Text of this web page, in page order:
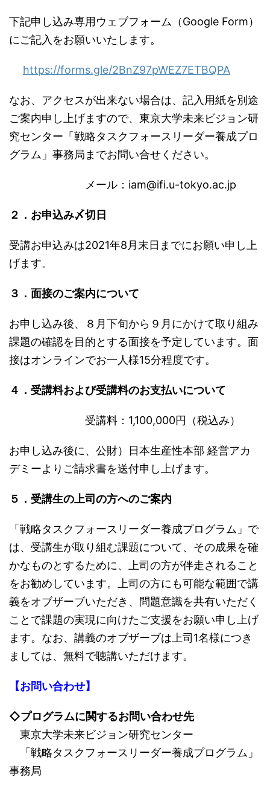
下記申し込み専用ウェブフォーム（Google Form）
にご記入をお願いいたします。
https://forms.gle/2BnZ97pWEZ7ETBQPA
なお、アクセスが出来ない場合は、記入用紙を別途
ご案内申し上げますので、東京大学未来ビジョン研
究センター「戦略タスクフォースリーダー養成プロ
グラム」事務局までお問い合せください。
メール：iam@ifi.u-tokyo.ac.jp
２．お申込み〆切日
受講お申込みは2021年8月末日までにお願い申し上
げます。
３．面接のご案内について
お申し込み後、８月下旬から９月にかけて取り組み
課題の確認を目的とする面接を予定しています。面
接はオンラインでお一人様15分程度です。
４．受講料および受講料のお支払いについて
受講料：1,100,000円（税込み）
お申し込み後に、公財）日本生産性本部 経営アカ
デミーよりご請求書を送付申し上げます。
５．受講生の上司の方へのご案内
「戦略タスクフォースリーダー養成プログラム」で
は、受講生が取り組む課題について、その成果を確
かなものとするために、上司の方が伴走されること
をお勧めしています。上司の方にも可能な範囲で講
義をオブザーブいただき、問題意識を共有いただく
ことで課題の実現に向けたご支援をお願い申し上げ
ます。なお、講義のオブザーブは上司1名様につき
ましては、無料で聴講いただけます。
【お問い合わせ】
◇プログラムに関するお問い合わせ先
東京大学未来ビジョン研究センター
「戦略タスクフォースリーダー養成プログラム」
事務局